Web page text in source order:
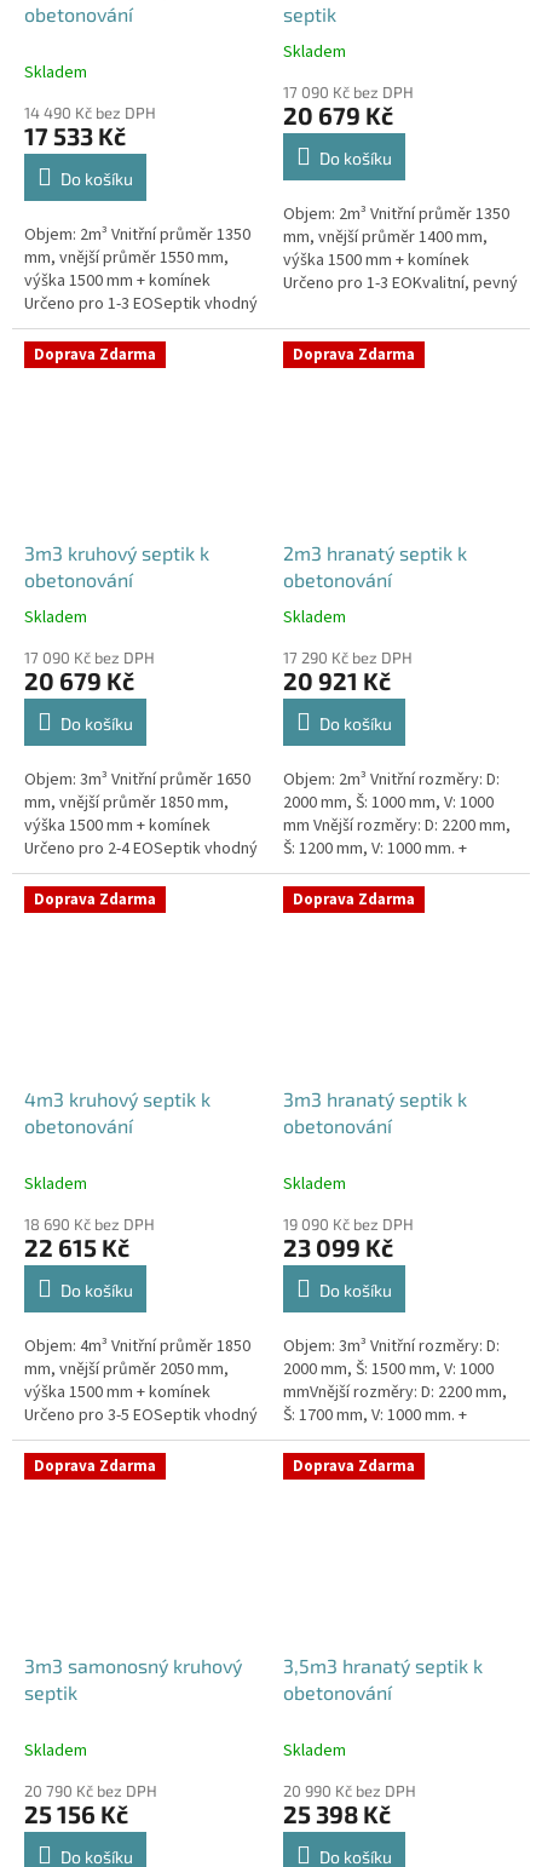
obetonování
Skladem
14 490 Kč bez DPH
17 533 Kč
Do košíku
Objem: 2m³ Vnitřní průměr 1350
mm, vnější průměr 1550 mm,
výška 1500 mm + komínek
Určeno pro 1-3 EOSeptik vhodný
pod parkovací stání,
komunikace a do jílovité
zeminyPrůměr...
septik
Průměrné
produktu
je
4,6
hvězdiček.
Skladem
17 090 Kč bez DPH
20 679 Kč
Do košíku
Objem: 2m³ Vnitřní průměr 1350
mm, vnější průměr 1400 mm,
výška 1500 mm + komínek
Určeno pro 1-3 EOKvalitní, pevný
obetonováníPrůměr a pozici
přítoku a odtoku...
Doprava Zdarma
3m3 kruhový septik k
obetonování
Průměrné
produktu
je
5,0
hvězdiček.
Skladem
17 090 Kč bez DPH
20 679 Kč
Do košíku
Objem: 3m³ Vnitřní průměr 1650
mm, vnější průměr 1850 mm,
výška 1500 mm + komínek
Určeno pro 2-4 EOSeptik vhodný
pod parkovací stání,
komunikace a do jílovité...
Doprava Zdarma
2m3 hranatý septik k
obetonování
Průměrné
produktu
je
4,8
hvězdiček.
Skladem
17 290 Kč bez DPH
20 921 Kč
Do košíku
Objem: 2m³ Vnitřní rozměry: D:
2000 mm, Š: 1000 mm, V: 1000
mm Vnější rozměry: D: 2200 mm,
Š: 1200 mm, V: 1000 mm. +
komínek Určeno pro 1-3
EOSeptik vhodný pod
parkovací...
Doprava Zdarma
4m3 kruhový septik k
obetonování
Skladem
18 690 Kč bez DPH
22 615 Kč
Do košíku
Objem: 4m³ Vnitřní průměr 1850
mm, vnější průměr 2050 mm,
výška 1500 mm + komínek
Určeno pro 3-5 EOSeptik vhodný
pod parkovací stání,
komunikace a do jílovité
zeminyPrůměr...
Doprava Zdarma
3m3 hranatý septik k
obetonování
Skladem
19 090 Kč bez DPH
23 099 Kč
Do košíku
Objem: 3m³ Vnitřní rozměry: D:
2000 mm, Š: 1500 mm, V: 1000
mmVnější rozměry: D: 2200 mm,
Š: 1700 mm, V: 1000 mm. +
komínek Určeno pro 2-4
EOSeptik vhodný pod parkovací
stání,...
Doprava Zdarma
3m3 samonosný kruhový
septik
Skladem
20 790 Kč bez DPH
25 156 Kč
Do košíku
Doprava Zdarma
3,5m3 hranatý septik k
obetonování
Skladem
20 990 Kč bez DPH
25 398 Kč
Do košíku